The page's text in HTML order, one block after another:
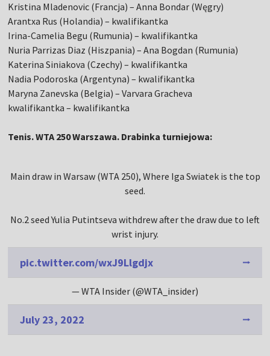
Kristina Mladenovic (Francja) – Anna Bondar (Węgry)
Arantxa Rus (Holandia) – kwalifikantka
Irina-Camelia Begu (Rumunia) – kwalifikantka
Nuria Parrizas Diaz (Hiszpania) – Ana Bogdan (Rumunia)
Katerina Siniakova (Czechy) – kwalifikantka
Nadia Podoroska (Argentyna) – kwalifikantka
Maryna Zanevska (Belgia) – Varvara Gracheva
kwalifikantka – kwalifikantka
Tenis. WTA 250 Warszawa. Drabinka turniejowa:
Main draw in Warsaw (WTA 250), Where Iga Swiatek is the top
seed.
No.2 seed Yulia Putintseva withdrew after the draw due to left
wrist injury.
pic.twitter.com/wxJ9Llgdjx
— WTA Insider (@WTA_insider)
July 23, 2022